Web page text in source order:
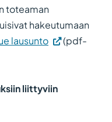
toteaman
hakeutumaan
lausunto
(pdf-
liittyviin